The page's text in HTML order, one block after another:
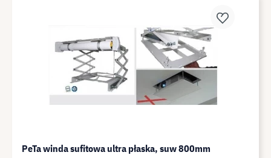
PeTa winda sufitowa ultra płaska, suw 800mm